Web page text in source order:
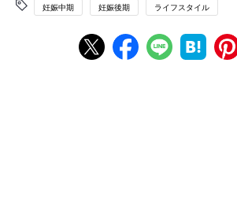
妊娠中期 妊娠後期 ライフスタイル